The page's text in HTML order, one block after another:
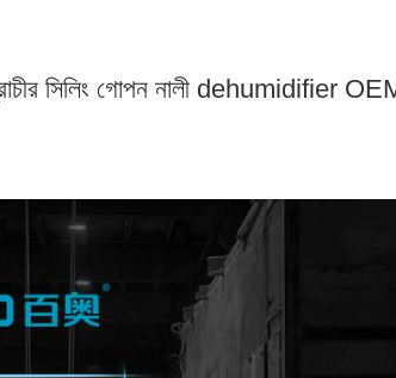
সিলিং গোপন নালী dehumidifier